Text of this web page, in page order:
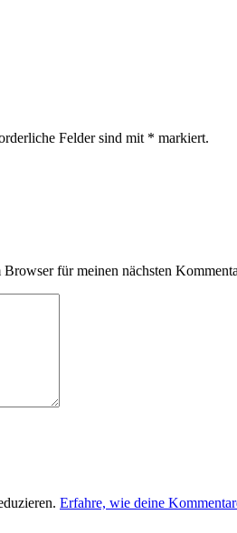
Felder sind mit * markiert.
für meinen nächsten
Erfahre, wie deine